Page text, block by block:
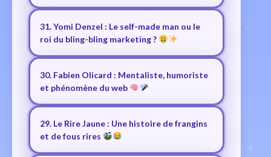
31. Yomi Denzel : Le self-made man ou le
roi du bling-bling marketing ?
30. Fabien Olicard : Mentaliste, humoriste
et phénomène du web
29. Le Rire Jaune : Une histoire de frangins
et de fous rires